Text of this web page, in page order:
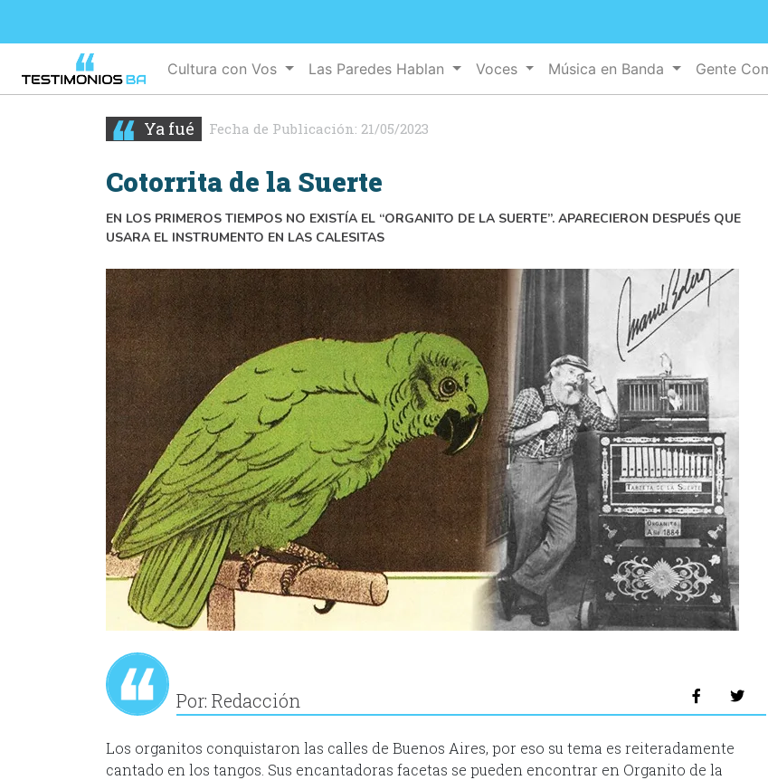
Cultura con Vos Las Paredes Hablan Voces Música en Banda Gente
Ya fué Fecha de Publicación: 21/05/2023
Cotorrita de la Suerte
EN LOS PRIMEROS TIEMPOS NO EXISTÍA EL “ORGANITO DE LA SUERTE”. APARECIERON DESPUÉS QUE
USARA EL INSTRUMENTO EN LAS CALESITAS
Por: Redacción
Los organitos conquistaron las calles de Buenos Aires, por eso su tema es reiteradamente
cantado en los tangos. Sus encantadoras facetas se pueden encontrar en Organito de la